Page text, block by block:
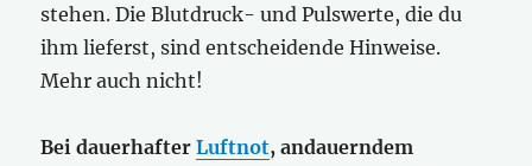
stehen. Die Blutdruck- und Pulswerte, die du
ihm lieferst, sind entscheidende Hinweise.
Mehr auch nicht!
Bei dauerhafterLuftnot, andauerndem